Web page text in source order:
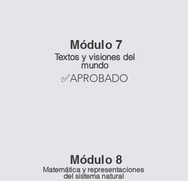
Módulo 7
Textos y visiones del
mundo
✅APROBADO
Matemática y representaciones
del sistema natural
Módulo 8